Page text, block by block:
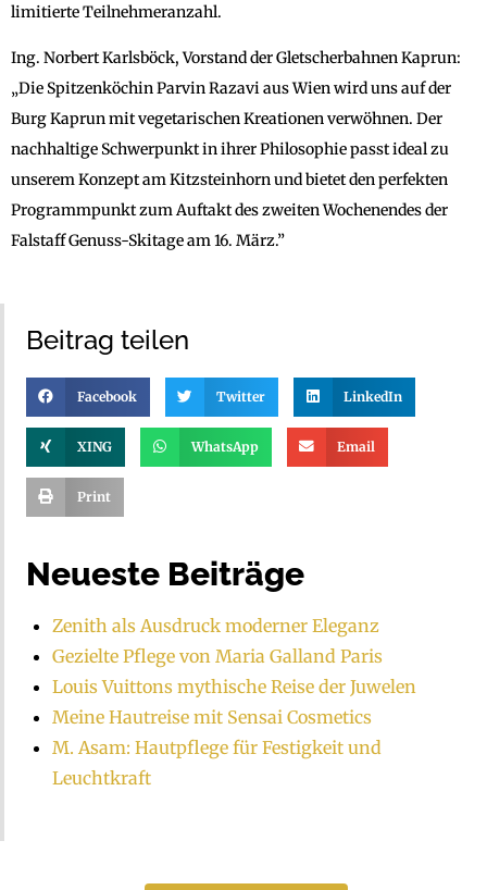
limitierte Teilnehmeranzahl.
Ing. Norbert Karlsböck, Vorstand der Gletscherbahnen Kaprun:
„Die Spitzenköchin Parvin Razavi aus Wien wird uns auf der
Burg Kaprun mit vegetarischen Kreationen verwöhnen. Der
nachhaltige Schwerpunkt in ihrer Philosophie passt ideal zu
unserem Konzept am Kitzsteinhorn und bietet den perfekten
Programmpunkt zum Auftakt des zweiten Wochenendes der
Falstaff Genuss-Skitage am 16. März.”
Beitrag teilen
Facebook Twitter LinkedIn
XING WhatsApp Email
Print
Neueste Beiträge
Zenith als Ausdruck moderner Eleganz
Gezielte Pflege von Maria Galland Paris
Louis Vuittons mythische Reise der Juwelen
Meine Hautreise mit Sensai Cosmetics
M. Asam: Hautpflege für Festigkeit und
Leuchtkraft